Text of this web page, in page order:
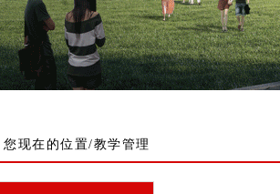
您现在的位置/教学管理